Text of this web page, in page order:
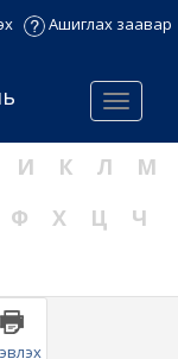
Ашиглах заавар
Menu
И К Л
М
Ф Х Ц
Ч